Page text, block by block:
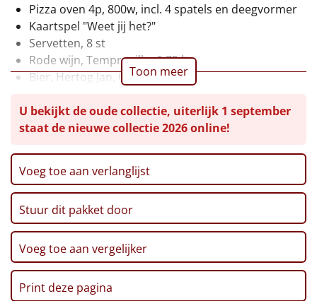
Vrouwen
Duurzaam
Leuke
Goedkope
Uniek
Alle thema's
Artikel
Hitster NIEUW
Pizzarette
Pizza oven 4p, 800w, incl. 4 spatels en deegvormer
Kaartspel "Weet jij het?"
Servetten, 8 st
Rode wijn, Tempranillo, 0,75 ltr
Bier, Hertog Jan, 0,30 ltr, 2 st
Zoutjes, 60 gr
Toast, 75 gr
Pizza bodems, 320 gr
Pralines, chocolade hazelnoot, 110 gr
Salami, 50 gr
Grozette formaggio, 10 gr, 2 st
Verpakt in een feestelijke kerstdoos, 59 x 39 x 20 cm
Toon meer
U bekijkt de oude collectie, uiterlijk 1 september
staat de nieuwe collectie 2026 online!
Voeg toe aan verlanglijst
Stuur dit pakket door
Voeg toe aan vergelijker
Print deze pagina